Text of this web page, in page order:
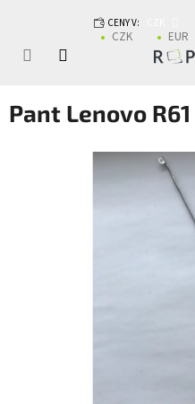
CENY V:
CZK EUR
Pant Lenovo R61